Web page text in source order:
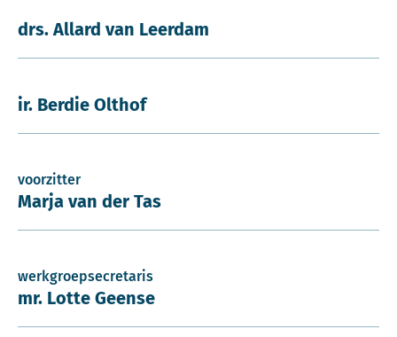
drs. Allard van Leerdam
ir. Berdie Olthof
voorzitter
Marja van der Tas
werkgroepsecretaris
mr. Lotte Geense